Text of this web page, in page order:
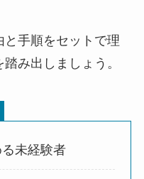
手順をセットで理
み出しましょう。
未経験者